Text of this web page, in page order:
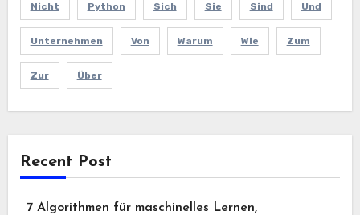
Nicht Python Sich Sie Sind Und
Unternehmen Von Warum Wie Zum
Zur Über
Recent Post
7 Algorithmen für maschinelles Lernen,